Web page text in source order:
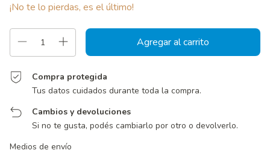
¡No te lo pierdas, es el último!
Compra protegida
Tus datos cuidados durante toda la compra.
Cambios y devoluciones
Si no te gusta, podés cambiarlo por otro o devolverlo.
Entregas para el CP:
Medios de envío